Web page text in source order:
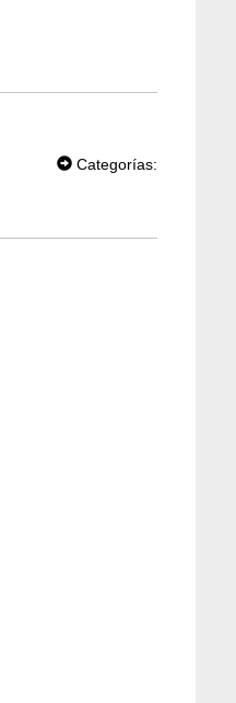
Categorías: